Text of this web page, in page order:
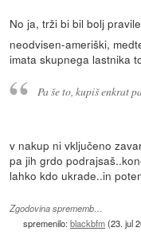
No ja, trži bi bil bolj
neodvisen-ameriški,
imata skupnega lastnika
Pa še to, kupiš enkrat
v nakup ni vključeno
pa jih grdo
lahko kdo ukrade..in
Zgodovina sprememb…
spremenilo:blackbfm(23. jul